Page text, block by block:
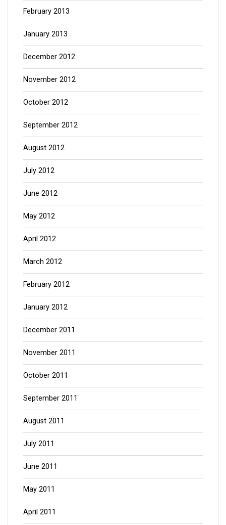
February 2013
January 2013
December 2012
November 2012
October 2012
September 2012
August 2012
July 2012
June 2012
May 2012
April 2012
March 2012
February 2012
January 2012
December 2011
November 2011
October 2011
September 2011
August 2011
July 2011
June 2011
May 2011
April 2011